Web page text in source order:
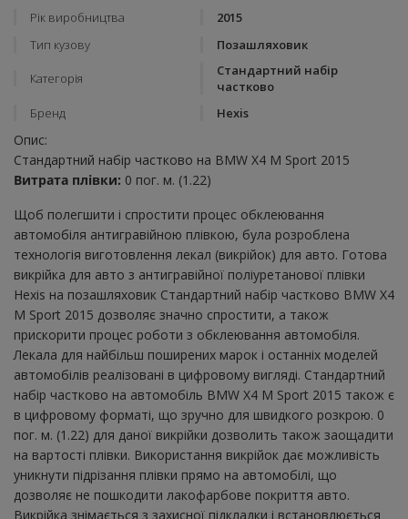
Рік виробництва
2015
Тип кузову
Позашляховик
Категорія
Стандартний набір
частково
Бренд
Hexis
Опис:
Стандартний набір частково на BMW X4 M Sport 2015
Витрата плівки: 0 пог. м. (1.22)
Щоб полегшити і спростити процес обклеювання
автомобіля антигравійною плівкою, була розроблена
технологія виготовлення лекал (викрійок) для авто. Готова
викрійка для авто з антигравійної поліуретанової плівки
Hexis на позашляховик Стандартний набір частково BMW X4
M Sport 2015 дозволяє значно спростити, а також
прискорити процес роботи з обклеювання автомобіля.
Лекала для найбільш поширених марок і останніх моделей
автомобілів реалізовані в цифровому вигляді. Стандартний
набір частково на автомобіль BMW X4 M Sport 2015 також є
в цифровому форматі, що зручно для швидкого розкрою. 0
пог. м. (1.22) для даної викрійки дозволить також заощадити
на вартості плівки. Використання викрійок дає можливість
уникнути підрізання плівки прямо на автомобілі, що
дозволяє не пошкодити лакофарбове покриття авто.
Викрійка знімається з захисної підкладки і встановлюється